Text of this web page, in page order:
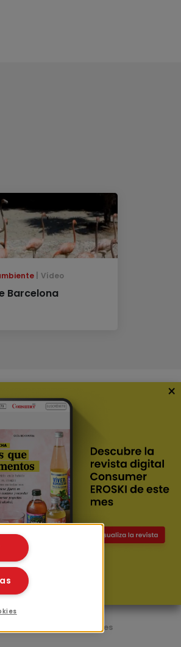
Vídeo
Barcelona
Nuestras Apps
App de recetas
App del Camino de
Santiago
Políticas de cookies
×